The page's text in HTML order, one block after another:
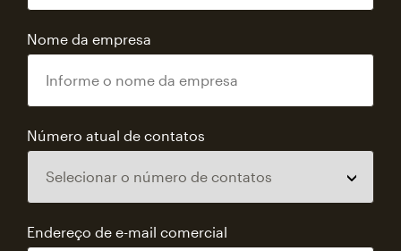
Nome da empresa
Número atual de contatos
Endereço de e-mail comercial